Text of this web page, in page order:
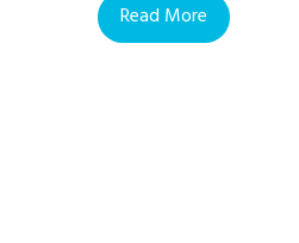
Read More